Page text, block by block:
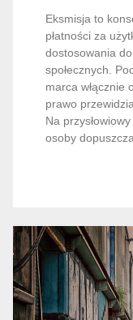
Eksmisja to
płatności za
dostosowania
społecznych.
marca włącznie
prawo
Na
osoby